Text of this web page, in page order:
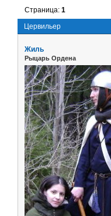
Цервильер
Страница:1
Жиль
Рыцарь Ордена